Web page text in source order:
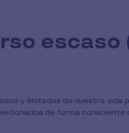
escaso
y limitados de nuestra vida
de forma consciente